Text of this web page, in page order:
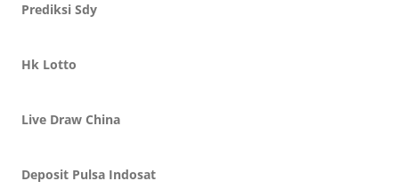
Prediksi Sdy
Hk Lotto
Live Draw China
Deposit Pulsa Indosat